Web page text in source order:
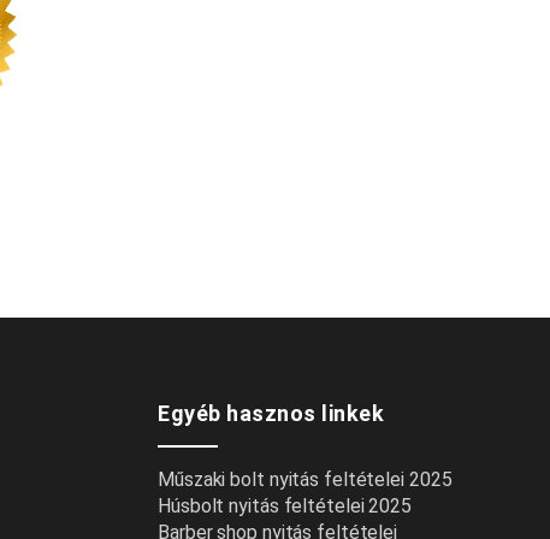
Egyéb hasznos linkek
Műszaki bolt nyitás feltételei 2025
Húsbolt nyitás feltételei 2025
Barber shop nyitás feltételei